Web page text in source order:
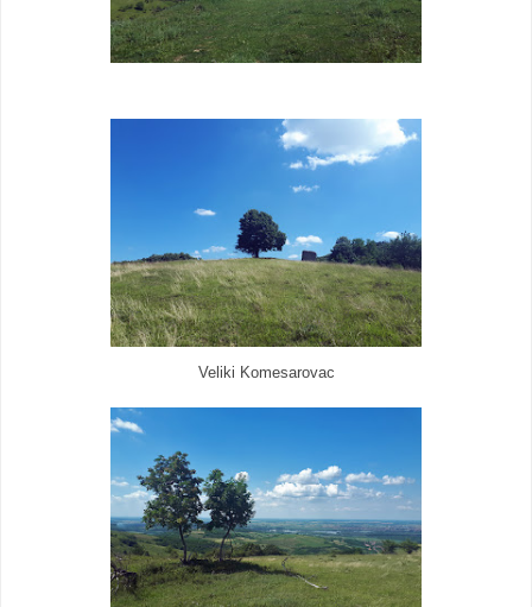
Veliki Komesarovac